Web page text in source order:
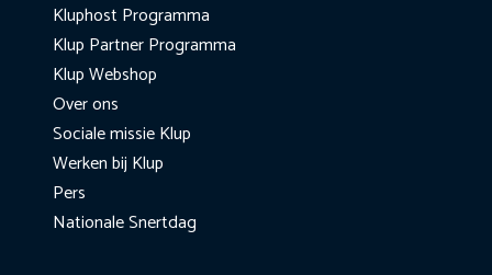
Kluphost Programma
Klup Partner Programma
Klup Webshop
Over ons
Sociale missie Klup
Werken bij Klup
Pers
Nationale Snertdag